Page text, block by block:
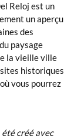
Reloj est un
un aperçu
des
paysage
la vieille ville
sites historiques
vous pourrez
créé avec